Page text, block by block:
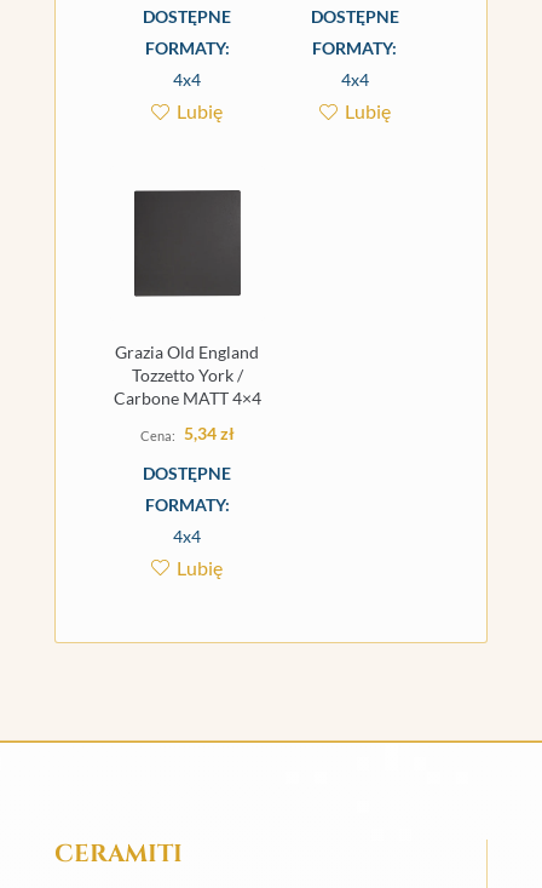
DOSTĘPNE
FORMATY:
4x4
Lubię
DOSTĘPNE
FORMATY:
4x4
Lubię
Grazia Old England
Tozzetto York /
Carbone MATT 4×4
5,34zł
DOSTĘPNE
FORMATY:
4x4
Lubię
CERAMITI